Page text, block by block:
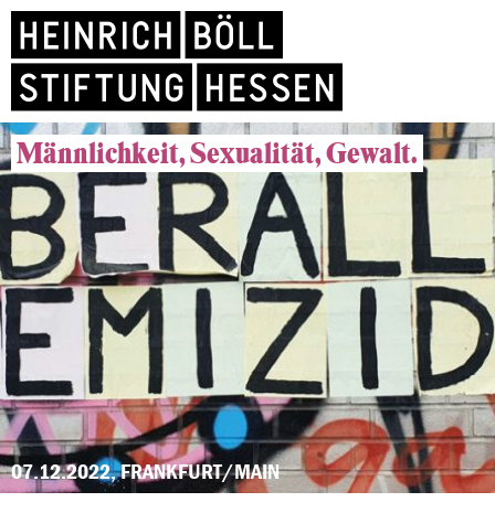
Männlichkeit, Sexualität, Gewalt.
07.12.2022, FRANKFURT/MAIN